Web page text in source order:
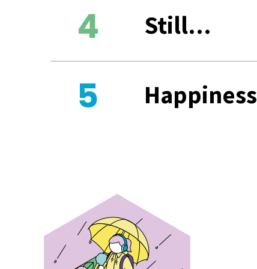
Still...
Happiness